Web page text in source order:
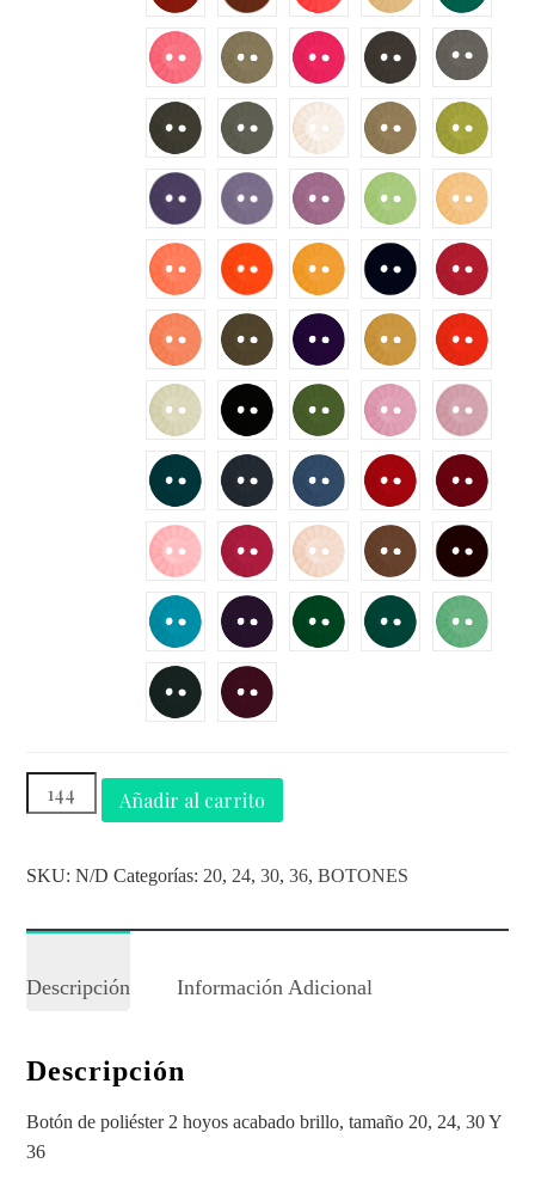
Añadir al carrito
SKU:N/D Categorías: 20, 24,30,36,BOTONES
Descripción Información Adicional
Descripción
Botón de poliéster 2 hoyos acabado brillo, tamaño 20, 24, 30 Y
36